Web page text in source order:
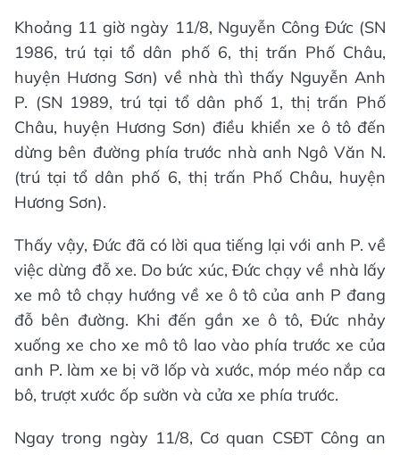
Khoảng 11 giờ ngày 11/8, Nguyễn Công Đức (SN
1986, trú tại tổ dân phố 6, thị trấn Phố Châu,
huyện Hương Sơn) về nhà thì thấy Nguyễn Anh
P. (SN 1989, trú tại tổ dân phố 1, thị trấn Phố
Châu, huyện Hương Sơn) điều khiển xe ô tô đến
dừng bên đường phía trước nhà anh Ngô Văn N.
(trú tại tổ dân phố 6, thị trấn Phố Châu, huyện
Hương Sơn).
Thấy vậy, Đức đã có lời qua tiếng lại với anh P. về
việc dừng đỗ xe. Do bức xúc, Đức chạy về nhà lấy
xe mô tô chạy hướng về xe ô tô của anh P đang
đỗ bên đường. Khi đến gần xe ô tô, Đức nhảy
xuống xe cho xe mô tô lao vào phía trước xe của
anh P. làm xe bị vỡ lốp và xước, móp méo nắp ca
bô, trượt xước ốp sườn và cửa xe phía trước.
Ngay trong ngày 11/8, Cơ quan CSĐT Công an